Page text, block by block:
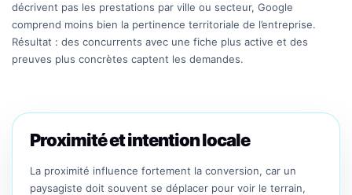
décrivent pas les prestations par ville ou secteur, Google
comprend moins bien la pertinence territoriale de l’entreprise.
Résultat : des concurrents avec une fiche plus active et des
preuves plus concrètes captent les demandes.
Proximité et intention locale
La proximité influence fortement la conversion, car un
paysagiste doit souvent se déplacer pour voir le terrain,